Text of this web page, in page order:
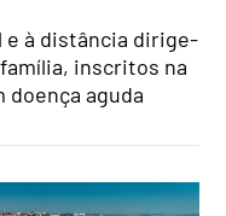
e à distância dirige-
inscritos na
doença aguda